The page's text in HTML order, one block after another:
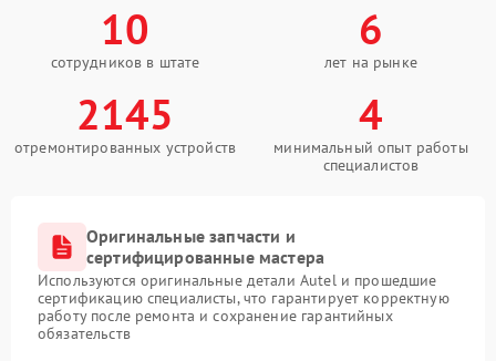
10
сотрудников в штате
6
лет на рынке
2145
отремонтированных устройств
4
минимальный опыт работы
специалистов
Оригинальные запчасти и
сертифицированные мастера
Используются оригинальные детали Autel и прошедшие
сертификацию специалисты, что гарантирует корректную
работу после ремонта и сохранение гарантийных
обязательств